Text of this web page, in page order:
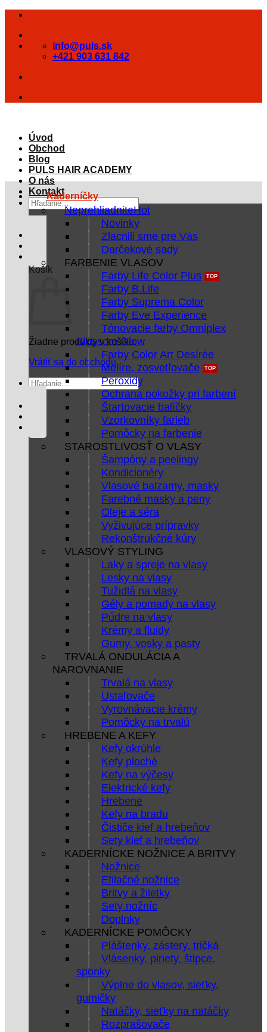
Skip
content
info@puls.sk
+421 903 631 842
Úvod
Obchod
Blog
PULS HAIR ACADEMY
O nás
Kontakt
Hľadať:
Košík
Žiadne produkty v košíku.
Vrátiť sa do obchodu
Hľadať:
Kaderníčky
Neprehliadnite
Novinky
Zlacnili sme pre Vás
Darčekové sady
FARBENIE VLASOV
Farby Life Color Plus
Farby B.Life
Farby Suprema Color
Farby Eve Experience
Tónovacie farby Omniplex
Blossom Glow
Farby Color Art Desírée
Melíre, zosvetľovače
Peroxidy
Ochrana pokožky pri farbení
Štartovacie balíčky
Vzorkovníky farieb
Pomôcky na farbenie
STAROSTLIVOSŤ O VLASY
Šampóny a peelingy
Kondicionéry
Vlasové balzamy, masky
Farebné masky a peny
Oleje a séra
Vyživujúce prípravky
Rekonštrukčné kúry
VLASOVÝ STYLING
Laky a spreje na vlasy
Lesky na vlasy
Tužidlá na vlasy
Gély a pomady na vlasy
Púdre na vlasy
Krémy a fluidy
Gumy, vosky a pasty
TRVALÁ ONDULÁCIA A
NAROVNANIE
Trvalá na vlasy
Ustaľovače
Vyrovnávacie krémy
Pomôcky na trvalú
HREBENE A KEFY
Kefy okrúhle
Kefy ploché
Kefy na výčesy
Elektrické kefy
Hrebene
Kefy na bradu
Čističe kief a hrebeňov
Sety kief a hrebeňov
KADERNÍCKE NOŽNICE A BRITVY
Nožnice
Efilačné nožnice
Britvy a žiletky
Sety nožníc
Doplnky
KADERNÍCKE POMÔCKY
Pláštenky, zástery, tričká
Vlásenky, pinety, štipce,
sponky
Výplne do vlasov, sieťky,
gumičky
Natáčky, sieťky na natáčky
Rozprašovače